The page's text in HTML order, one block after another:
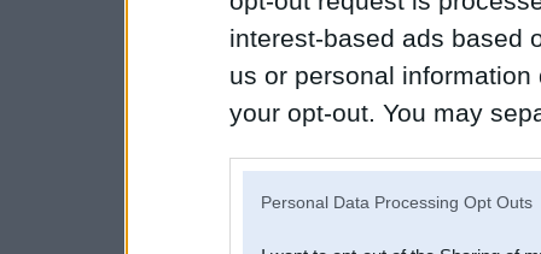
interest-based ads based
us or personal
your opt-out. You may
Personal Data Processing Opt Outs